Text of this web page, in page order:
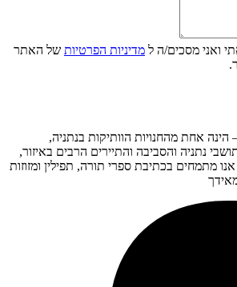
ואני מסכים/ה ל מדיניות הפרטיות של האתר
הינה אחת מהחנויות הוותיקות בנתניה,
נתניה והסביבה והתיירים הרבים באיזור,
מתמחים בכתיבת ספרי תורה, תפילין ומזוזות